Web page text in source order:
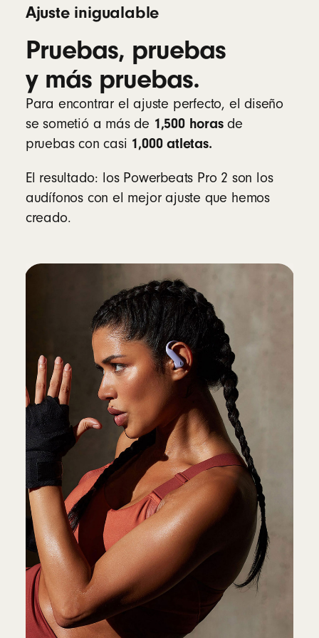
cardiaca que miden el rendimiento en
tiempo real durante los entrenamientos
Funcionan a la perfección con algunas
apps y equipos de fitness en tiempo real
Monitoreo de frecuencia cardiaca opcional
que se puede desactivar
Más información sobre el monitoreo de
frecuencia cardiaca durante los
Compatibilidad
Con el chip H2 de Apple
Totalmente compatibles con Apple (enlace
con un solo toque, Cambio Automático,
Compartir Audio, “Oye Siri” sin necesidad
de usar las manos y la app Encontrar
Android
La app Beats para Android ofrece
funcionalidades como enlace con un solo
toque, monitoreo de frecuencia cardiaca,
controles personalizables, widgets del
estado de la batería y Buscar Mis Beats
Conectividad
Conectividad inalámbrica
Bluetooth® Class 1
El Aislamiento de Voz reduce el ruido de
fondo y, al mismo tiempo, aísla y mejora el
sonido de tu voz durante las llamadas
Ajuste inigualable
Pruebas, pruebas
y más pruebas.
Para encontrar el ajuste perfecto, el diseño
se sometió a más de 1,500 horasde
pruebas con casi 1,000 atletas.
El resultado: los Powerbeats Pro 2 son los
audífonos con el mejor ajuste que hemos
creado.